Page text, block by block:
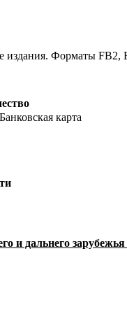
издания. Форматы
Банковская карта
и дальнего